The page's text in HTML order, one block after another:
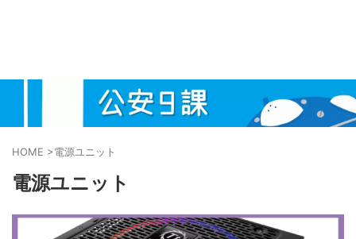
HOME >電源ユニット
電源ユニット